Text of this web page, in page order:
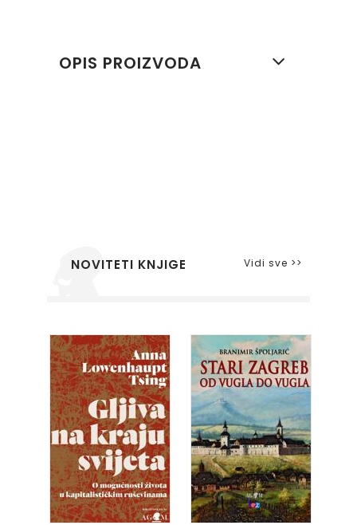
OPIS PROIZVODA
NOVITETI KNJIGE Vidi sve >>